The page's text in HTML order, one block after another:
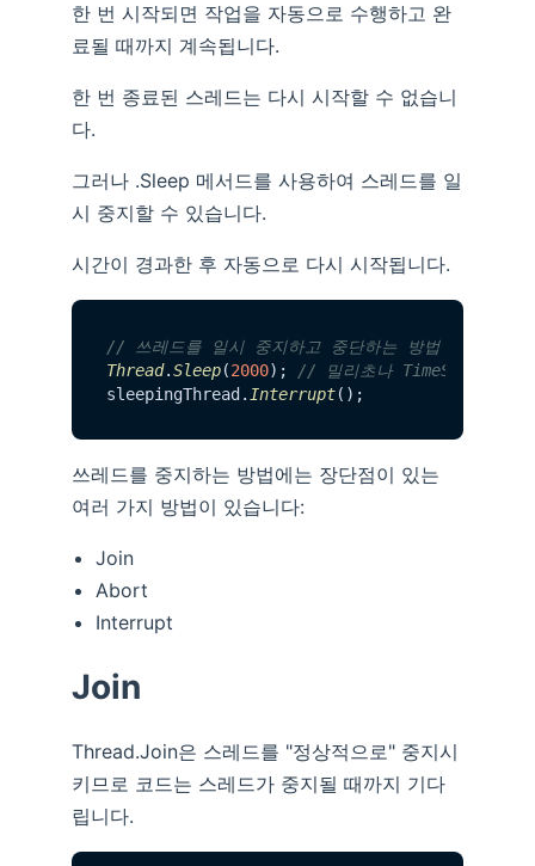
한 번 시작되면 작업을 자동으로 수행하고 완
료될 때까지 계속됩니다.
한 번 종료된 스레드는 다시 시작할 수 없습니
다.
그러나 .Sleep 메서드를 사용하여 스레드를 일
시 중지할 수 있습니다.
시간이 경과한 후 자동으로 다시 시작됩니다.
// 쓰레드를 일시 중지하고 중단하는 방법
Thread.Sleep(2000);
// 밀리초나 TimeSpan을 사
sleepingThread. Interrupt
쓰레드를 중지하는 방법에는 장단점이 있는
여러 가지 방법이 있습니다:
Join
Abort
Interrupt
Join
Thread.Join은 스레드를 "정상적으로" 중지시
키므로 코드는 스레드가 중지될 때까지 기다
립니다.